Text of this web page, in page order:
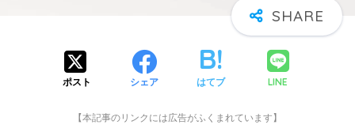
ポスト シェア はてブ LINE
【本記事のリンクには広告がふくまれています】